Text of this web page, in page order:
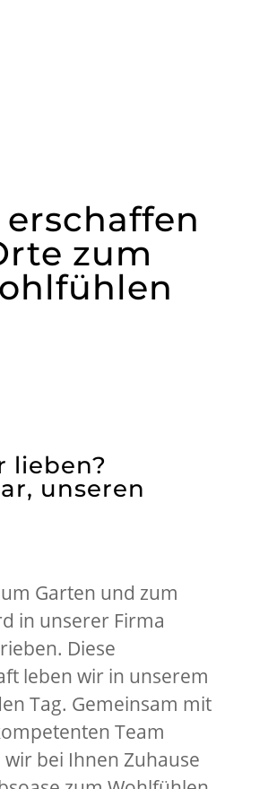
zum
lieben?
unseren
Garten und zum
in unserer Firma
Diese
leben wir in unserem
Tag. Gemeinsam mit
Team
bei Ihnen Zuhause